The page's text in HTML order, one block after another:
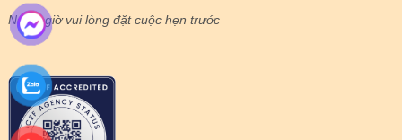
Ngoài giờ vui lòng đặt cuộc hẹn trước